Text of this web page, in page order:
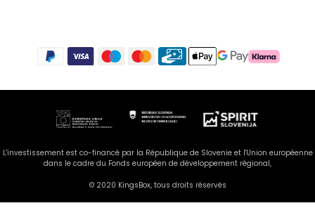
L'investissement est co-financé par la République de Slovenie et l'Union européenne
dans le cadre du Fonds européen de développement régional,
© 2020 KingsBox, tous droits réservés